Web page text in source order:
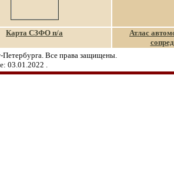
Карта СЗФО п/а
Атлас
Все права защищены.
03.01.2022 .